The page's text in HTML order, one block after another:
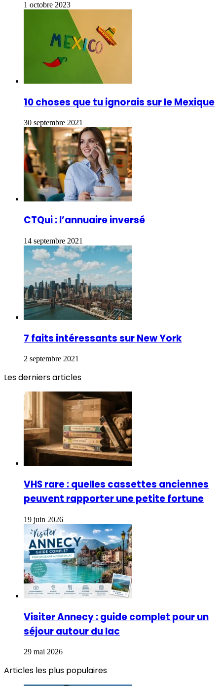
1 octobre 2023
10 choses que tu ignorais sur le Mexique
30 septembre 2021
CTQui : l’annuaire inversé
14 septembre 2021
7 faits intéressants sur New York
2 septembre 2021
Les derniers articles
VHS rare : quelles cassettes anciennes
peuvent rapporter une petite fortune
19 juin 2026
Visiter Annecy : guide complet pour un
séjour autour du lac
29 mai 2026
Articles les plus populaires